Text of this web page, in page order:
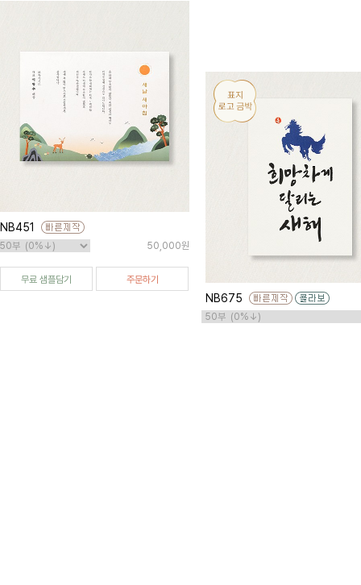
NB451
50,000원
무료 샘플담기 주문하기
NB675